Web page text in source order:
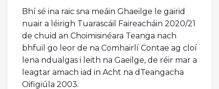
Bhí sé ina raic sna meáin Ghaeilge le gairid
nuair a léirigh Tuarascáil Faireacháin 2020/21
de chuid an Choimisinéara Teanga nach
bhfuil go leor de na Comhairlí Contae ag cloí
lena ndualgas i leith na Gaeilge, de réir mar a
leagtar amach iad in Acht na dTeangacha
Oifigiúla 2003.